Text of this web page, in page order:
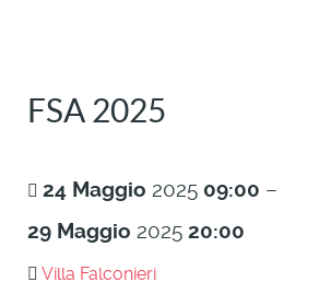
FSA 2025
24 Maggio 2025 09:00 –
29 Maggio 2025 20:00
Villa Falconieri